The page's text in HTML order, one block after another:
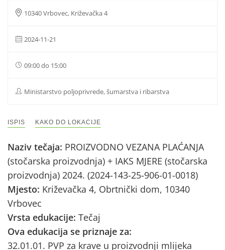
10340 Vrbovec, Križevačka 4
2024-11-21
09:00 do 15:00
Ministarstvo poljoprivrede, šumarstva i ribarstva
ISPIS KAKO DO LOKACIJE
Naziv tečaja: PROIZVODNO VEZANA PLAĆANJA
(stočarska proizvodnja) + IAKS MJERE (stočarska
proizvodnja) 2024. (2024-143-25-906-01-0018)
Mjesto: Križevačka 4, Obrtnički dom, 10340
Vrbovec
Vrsta edukacije: Tečaj
Ova edukacija se priznaje za:
32.01.01. PVP za krave u proizvodnji mlijeka